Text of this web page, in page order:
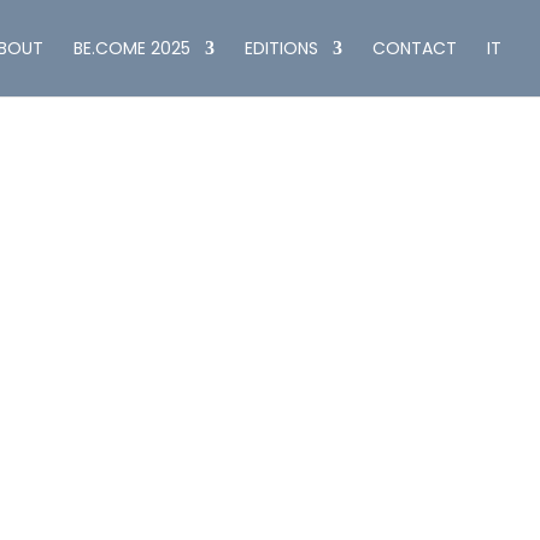
BE.COME 2025 EDITIONS CONTACT IT